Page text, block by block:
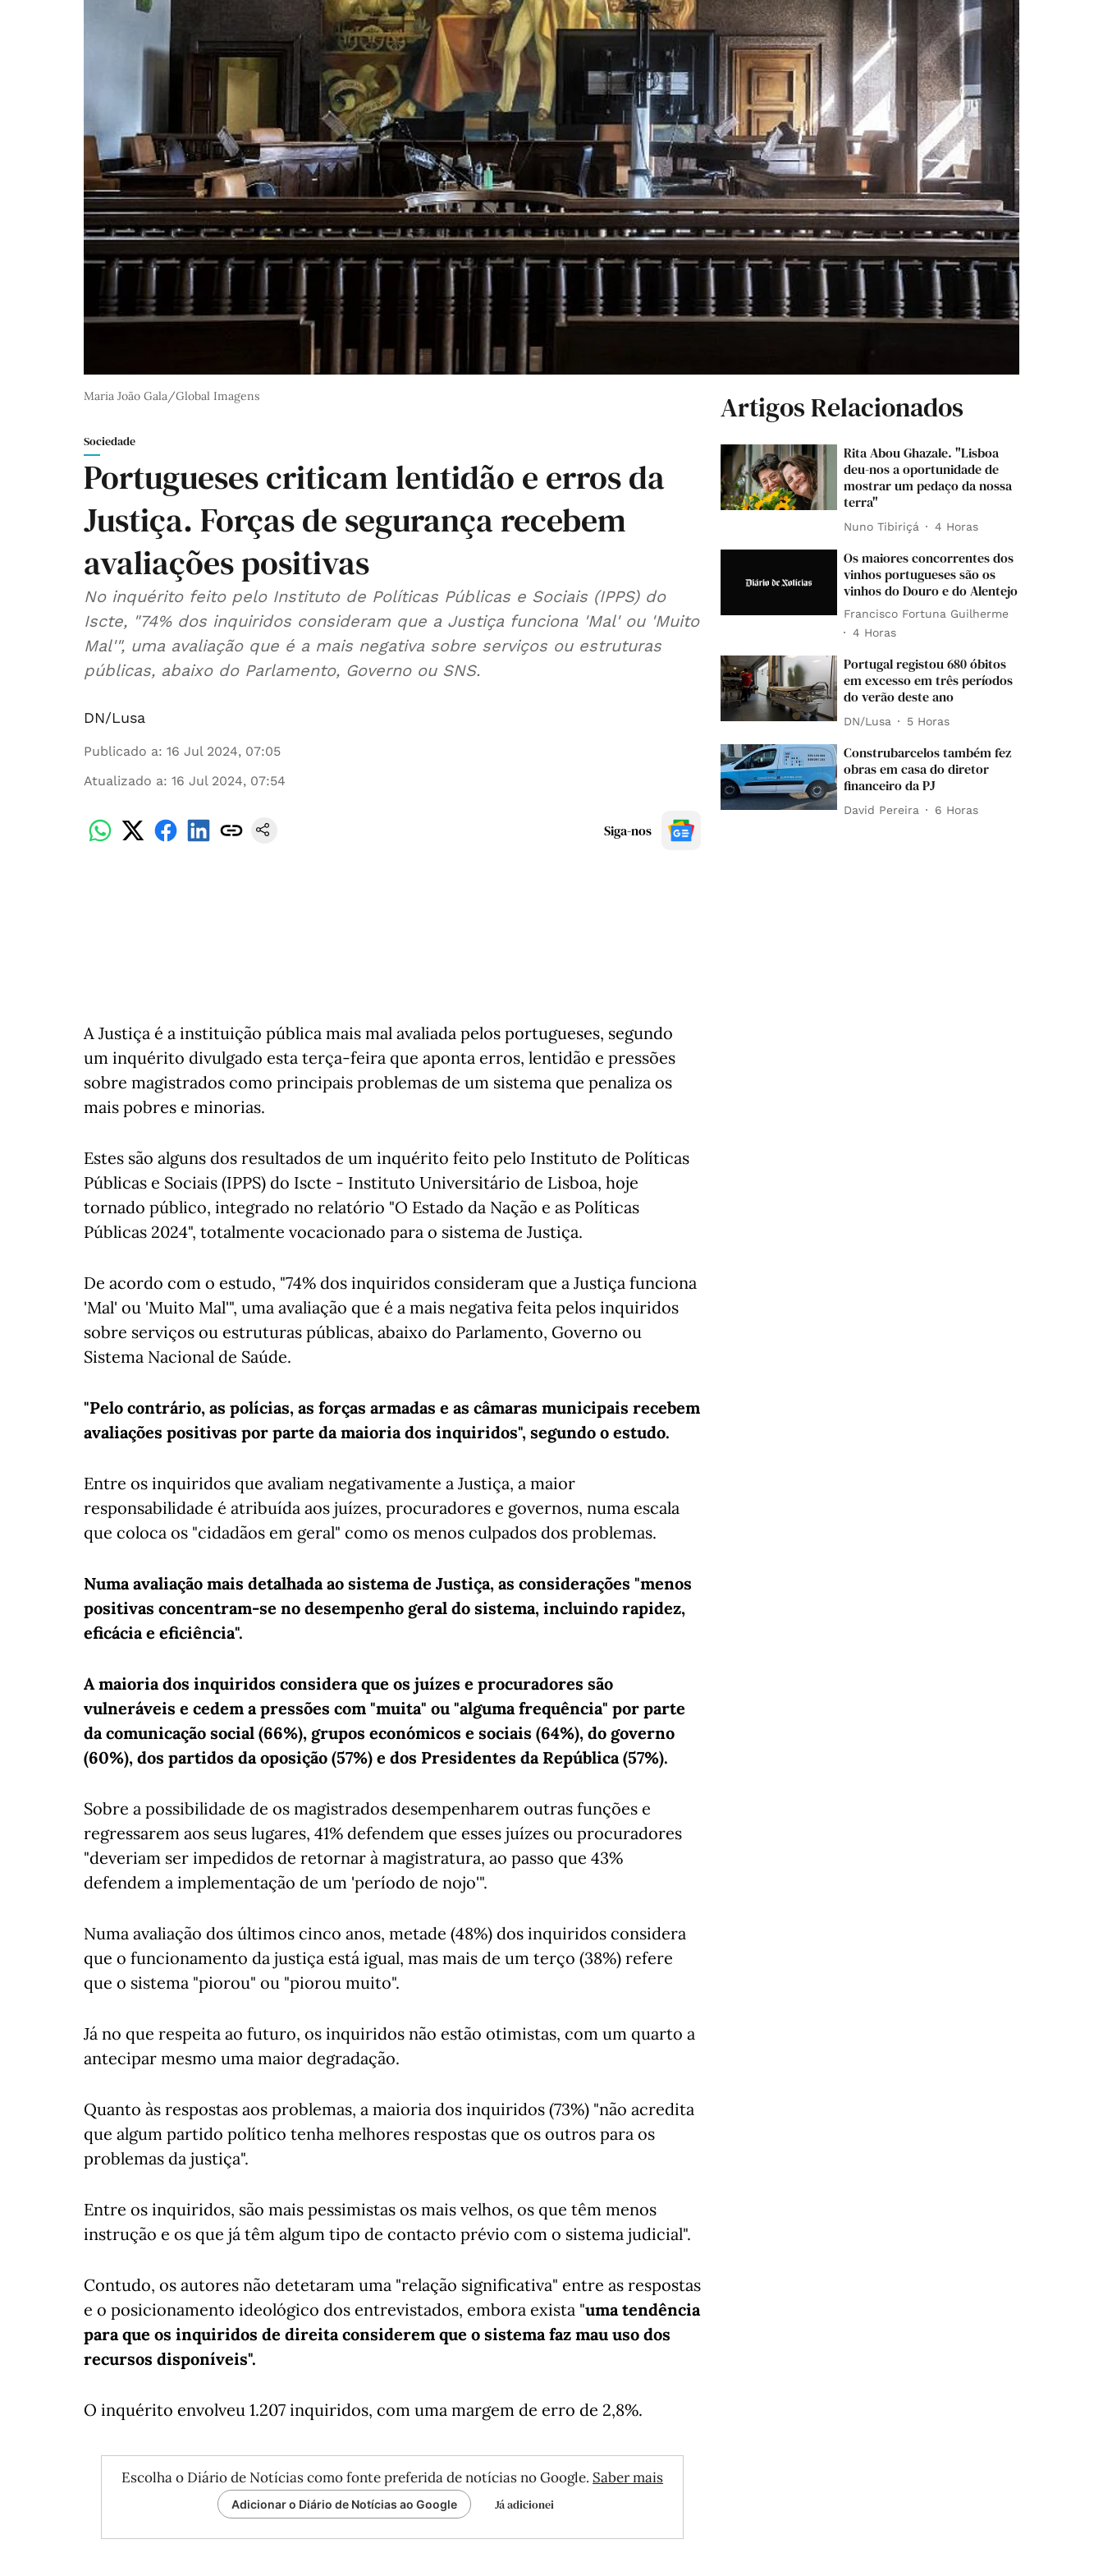
Maria João Gala/Global Imagens
Sociedade
Portugueses criticam lentidão e erros da
Justiça. Forças de segurança recebem
avaliações positivas
No inquérito feito pelo Instituto de Políticas Públicas e Sociais (IPPS) do
Iscte, "74% dos inquiridos consideram que a Justiça funciona 'Mal' ou 'Muito
Mal'", uma avaliação que é a mais negativa sobre serviços ou estruturas
públicas, abaixo do Parlamento, Governo ou SNS.
DN/Lusa
Publicado a: 16 Jul 2024, 07:05
Atualizado a: 16 Jul 2024, 07:54
Siga-nos
A Justiça é a instituição pública mais mal avaliada pelos portugueses, segundo
um inquérito divulgado esta terça-feira que aponta erros, lentidão e pressões
sobre magistrados como principais problemas de um sistema que penaliza os
mais pobres e minorias.
Estes são alguns dos resultados de um inquérito feito pelo Instituto de Políticas
Públicas e Sociais (IPPS) do Iscte - Instituto Universitário de Lisboa, hoje
tornado público, integrado no relatório "O Estado da Nação e as Políticas
Públicas 2024", totalmente vocacionado para o sistema de Justiça.
De acordo com o estudo, "74% dos inquiridos consideram que a Justiça funciona
'Mal' ou 'Muito Mal'", uma avaliação que é a mais negativa feita pelos inquiridos
sobre serviços ou estruturas públicas, abaixo do Parlamento, Governo ou
Sistema Nacional de Saúde.
"Pelo contrário, as polícias, as forças armadas e as câmaras municipais recebem
avaliações positivas por parte da maioria dos inquiridos", segundo o estudo.
Entre os inquiridos que avaliam negativamente a Justiça, a maior
responsabilidade é atribuída aos juízes, procuradores e governos, numa escala
que coloca os "cidadãos em geral" como os menos culpados dos problemas.
Numa avaliação mais detalhada ao sistema de Justiça, as considerações "menos
positivas concentram-se no desempenho geral do sistema, incluindo rapidez,
eficácia e eficiência".
A maioria dos inquiridos considera que os juízes e procuradores são
vulneráveis e cedem a pressões com "muita" ou "alguma frequência" por parte
da comunicação social (66%), grupos económicos e sociais (64%), do governo
(60%), dos partidos da oposição (57%) e dos Presidentes da República (57%).
Sobre a possibilidade de os magistrados desempenharem outras funções e
regressarem aos seus lugares, 41% defendem que esses juízes ou procuradores
"deveriam ser impedidos de retornar à magistratura, ao passo que 43%
defendem a implementação de um 'período de nojo'".
Numa avaliação dos últimos cinco anos, metade (48%) dos inquiridos considera
que o funcionamento da justiça está igual, mas mais de um terço (38%) refere
que o sistema "piorou" ou "piorou muito".
Já no que respeita ao futuro, os inquiridos não estão otimistas, com um quarto a
antecipar mesmo uma maior degradação.
Quanto às respostas aos problemas, a maioria dos inquiridos (73%) "não acredita
que algum partido político tenha melhores respostas que os outros para os
problemas da justiça".
Entre os inquiridos, são mais pessimistas os mais velhos, os que têm menos
instrução e os que já têm algum tipo de contacto prévio com o sistema judicial".
Contudo, os autores não detetaram uma "relação significativa" entre as respostas
e o posicionamento ideológico dos entrevistados, embora exista "uma tendência
para que os inquiridos de direita considerem que o sistema faz mau uso dos
recursos disponíveis".
O inquérito envolveu 1.207 inquiridos, com uma margem de erro de 2,8%.
Escolha o Diário de Notícias como fonte preferida de notícias no Google. Saber mais
Adicionar o Diário de Notícias ao Google Já adicionei
Artigos Relacionados
Rita Abou Ghazale. "Lisboa
deu-nos a oportunidade de
mostrar um pedaço da nossa
terra"
Nuno Tibiriçá 4 Horas
Os maiores concorrentes dos
vinhos portugueses são os
vinhos do Douro e do Alentejo
Francisco Fortuna Guilherme
4 Horas
Portugal registou 680 óbitos
em excesso em três períodos
do verão deste ano
DN/Lusa 5 Horas
Construbarcelos também fez
obras em casa do diretor
financeiro da PJ
David Pereira 6 Horas